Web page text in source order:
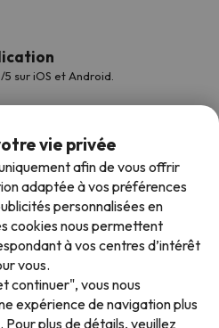
sur iOS et Android.
vie privée
afin de vous offrir
adaptée à vos préférences
personnalisées en
cookies nous permettent
à vos centres d’intérêt
vous.
continuer", vous nous
expérience de navigation plus
plus de détails, veuillez